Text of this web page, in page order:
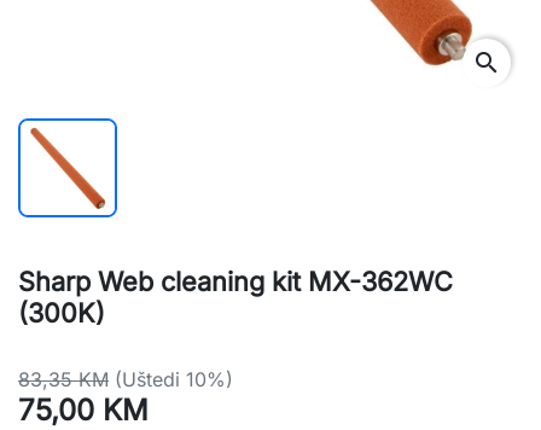
search
Sharp Web cleaning kit MX-362WC
(300K)
83,35 KM (Uštedi 10%)
75,00 KM